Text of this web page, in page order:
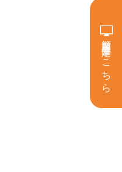
簡単買取査定はこちら